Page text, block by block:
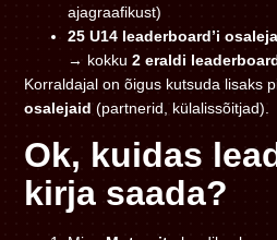
ajagraafikust)
25 U14 leaderboard’i
→ kokku2 eraldi
Korraldajal on õigus kutsuda lisaks
osalejaid (partnerid, külalissõitjad).
Ok, kuidas
kirja saada?